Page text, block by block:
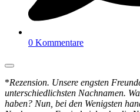
0 Kommentare
*Rezension. Unsere engsten
unterschiedlichsten Nachnamen.
haben? Nun, bei den Wenigsten